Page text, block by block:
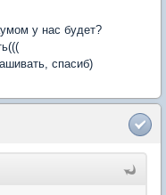
у нас будет?
спасиб)